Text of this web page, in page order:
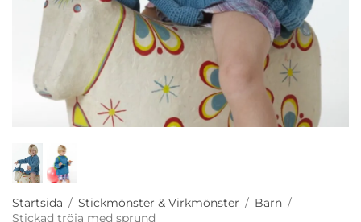
Startsida / Stickmönster & Virkmönster / Barn /
Stickad tröja med sprund